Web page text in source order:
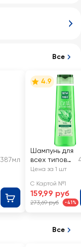
Все
387мл
4.9
Шампунь для
всех типов
волос
ЛИНИЯ
Крапива, на
отваре
Цена за 1 шт
С Картой №1
159,99 руб
273,69 руб -41%
Все